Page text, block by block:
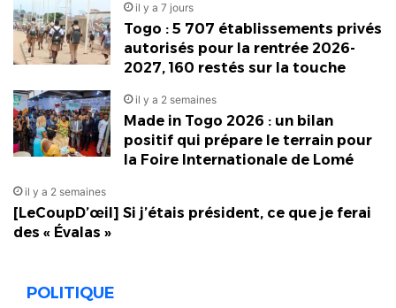
il y a 7 jours
Togo : 5 707 établissements privés
autorisés pour la rentrée 2026-
2027, 160 restés sur la touche
il y a 2 semaines
Made in Togo 2026 : un bilan
positif qui prépare le terrain pour
la Foire Internationale de Lomé
il y a 2 semaines
[LeCoupD’œil] Si j’étais président, ce que je ferai
des « Évalas »
POLITIQUE